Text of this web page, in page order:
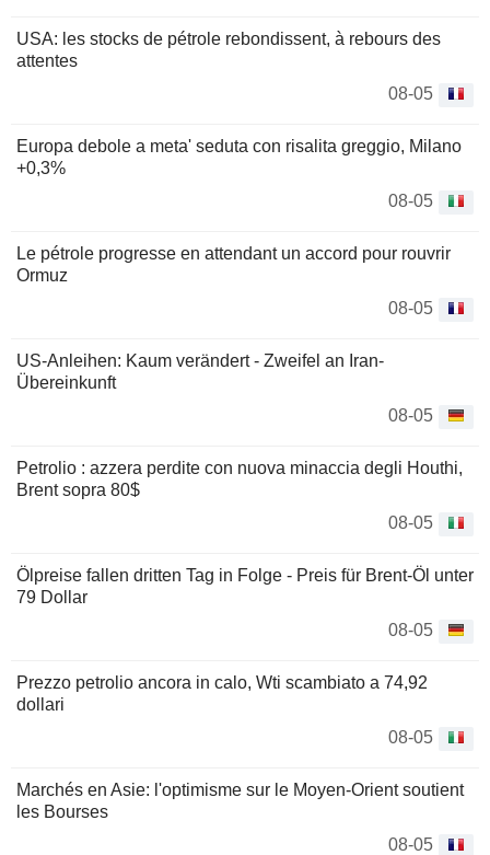
USA: les stocks de pétrole rebondissent, à rebours des
attentes
08-05
Europa debole a meta' seduta con risalita greggio, Milano
+0,3%
08-05
Le pétrole progresse en attendant un accord pour rouvrir
Ormuz
08-05
US-Anleihen: Kaum verändert - Zweifel an Iran-
Übereinkunft
08-05
Petrolio : azzera perdite con nuova minaccia degli Houthi,
Brent sopra 80$
08-05
Ölpreise fallen dritten Tag in Folge - Preis für Brent-Öl unter
79 Dollar
08-05
Prezzo petrolio ancora in calo, Wti scambiato a 74,92
dollari
08-05
Marchés en Asie: l'optimisme sur le Moyen-Orient soutient
les Bourses
08-05